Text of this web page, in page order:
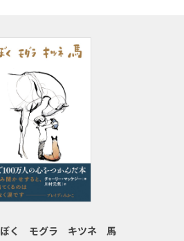
ぼく モグラ キツネ 馬